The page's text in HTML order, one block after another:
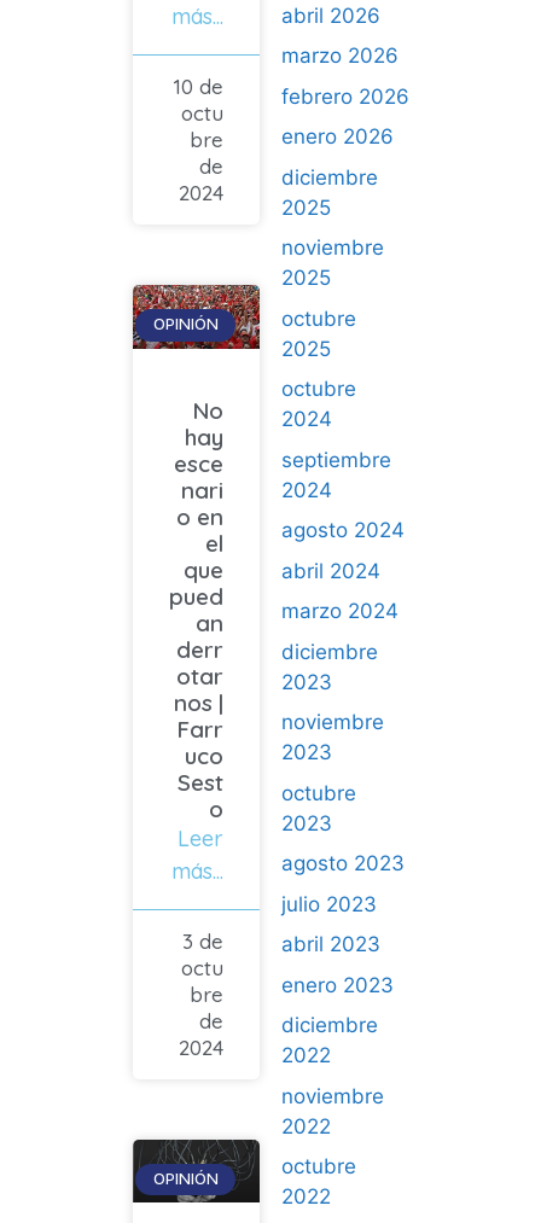
abril 2026
marzo 2026
febrero 2026
enero 2026
diciembre
2025
noviembre
2025
octubre
2025
octubre
2024
septiembre
2024
agosto 2024
abril 2024
marzo 2024
diciembre
2023
noviembre
2023
octubre
2023
agosto 2023
julio 2023
abril 2023
enero 2023
diciembre
2022
noviembre
2022
octubre
2022
más...
10 de
octu
bre
de
2024
OPINIÓN
No
hay
esce
nari
o en
el
que
pued
an
derr
otar
nos |
Farr
uco
Sest
o
Leer
más...
3 de
octu
bre
de
2024
OPINIÓN